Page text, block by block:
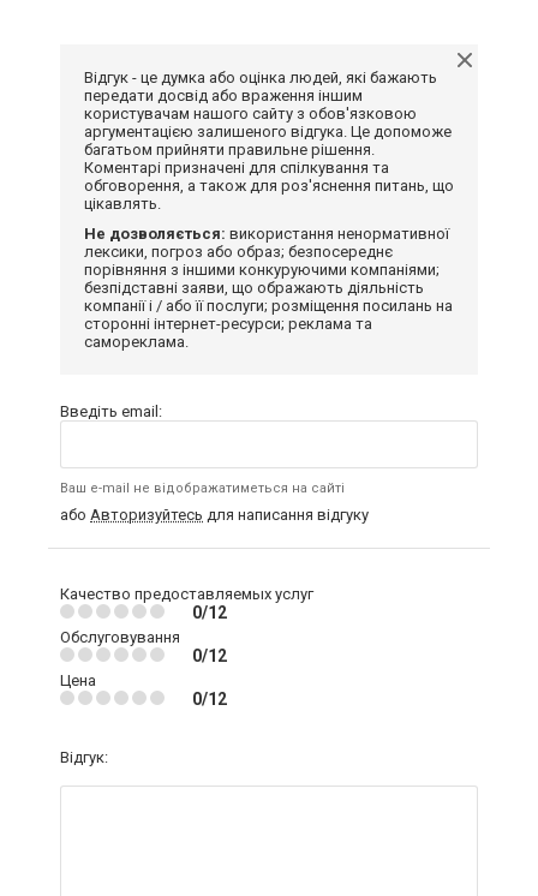
Відгук - це думка або оцінка людей, які бажають
передати досвід або враження іншим
користувачам нашого сайту з обов'язковою
аргументацією залишеного відгука. Це допоможе
багатьом прийняти правильне рішення.
Коментарі призначені для спілкування та
обговорення, а також для роз'яснення питань, що
цікавлять.
Не дозволяється: використання ненормативної
лексики, погроз або образ; безпосереднє
порівняння з іншими конкуруючими компаніями;
безпідставні заяви, що ображають діяльність
компанії і / або її послуги; розміщення посилань на
сторонні інтернет-ресурси; реклама та
самореклама.
Введіть email:
Ваш e-mail не відображатиметься на сайті
або Авторизуйтесь для написання відгуку
Качество предоставляемых услуг
0/12
Обслуговування
0/12
Цена
0/12
Відгук: